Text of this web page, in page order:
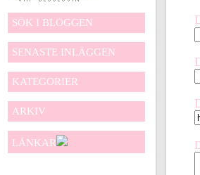
SÖK I BLOGGEN
SENASTE INLÄGGEN
KATEGORIER
ARKIV
LÄNKAR